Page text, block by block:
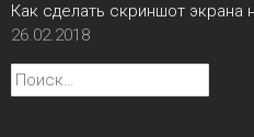
Как сделать скриншот экрана
26.02.2018
Найти: